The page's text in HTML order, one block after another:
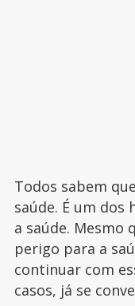
Todos sabem
saúde. É um
a saúde. Mesmo
perigo para a
continuar com
casos, já se